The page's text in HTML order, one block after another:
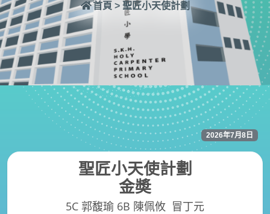
首頁 > 聖匠小天使計劃
2026年7月8日
聖匠小天使計劃
金奬
5C 郭馥瑜 6B 陳佩攸 冒丁元